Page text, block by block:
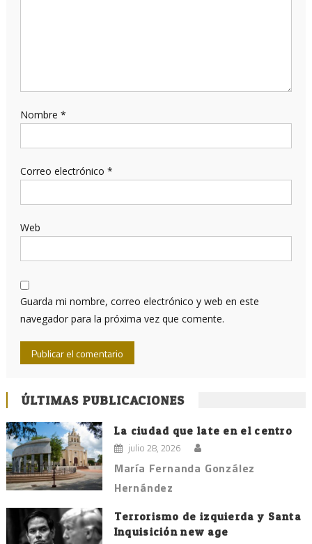
Nombre *
Correo electrónico *
Web
Guarda mi nombre, correo electrónico y web en este
navegador para la próxima vez que comente.
ÚLTIMAS PUBLICACIONES
La ciudad que late en el centro
julio 28, 2026
María Fernanda González
Hernández
Terrorismo de izquierda y Santa
Inquisición new age